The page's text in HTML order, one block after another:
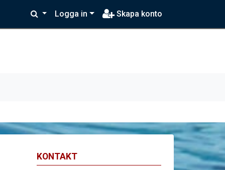
Logga in Skapa konto
KONTAKT